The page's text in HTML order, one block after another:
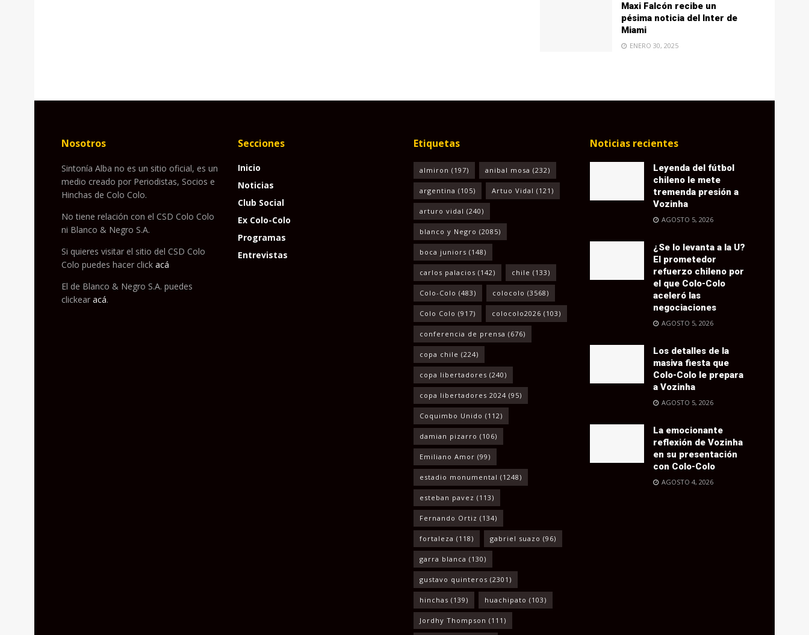
Maxi Falcón recibe un
pésima noticia del Inter de
Miami
ENERO 30, 2025
Nosotros
Sintonía Alba no es un sitio oficial, es un
medio creado por Periodistas, Socios e
Hinchas de Colo Colo.
No tiene relación con el CSD Colo Colo
ni Blanco & Negro S.A.
Si quieres visitar el sitio del CSD Colo
Colo puedes hacer click acá
El de Blanco & Negro S.A. puedes
clickear acá.
Secciones
Inicio
Noticias
Club Social
Ex Colo-Colo
Programas
Entrevistas
Etiquetas
almiron (197) anibal mosa (232)
argentina (105) Artuo Vidal (121)
arturo vidal (240)
blanco y Negro (2085)
boca juniors (148)
carlos palacios (142) chile (133)
Colo-Colo (483) colocolo (3568)
Colo Colo (917) colocolo2026 (103)
conferencia de prensa (676)
copa chile (224)
copa libertadores (240)
copa libertadores 2024 (95)
Coquimbo Unido (112)
damian pizarro (106)
Emiliano Amor (99)
estadio monumental (1248)
esteban pavez (113)
Fernando Ortiz (134)
fortaleza (118) gabriel suazo (96)
garra blanca (130)
gustavo quinteros (2301)
hinchas (139) huachipato (103)
Jordhy Thompson (111)
Noticias recientes
Leyenda del fútbol
chileno le mete
tremenda presión a
Vozinha
AGOSTO 5, 2026
¿Se lo levanta a la U?
El prometedor
refuerzo chileno por
el que Colo-Colo
aceleró las
negociaciones
AGOSTO 5, 2026
Los detalles de la
masiva fiesta que
Colo-Colo le prepara
a Vozinha
AGOSTO 5, 2026
La emocionante
reflexión de Vozinha
en su presentación
con Colo-Colo
AGOSTO 4, 2026